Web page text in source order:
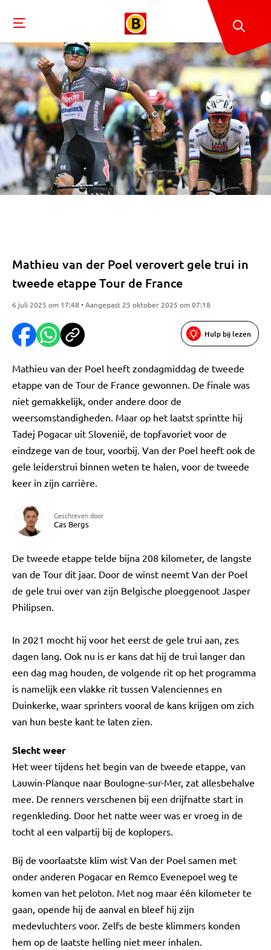
Mathieu van der Poel verovert gele trui in
tweede etappe Tour de France
6 juli 2025 om 17:48 • Aangepast 25 oktober 2025 om 07:18
Hulp bij lezen
Mathieu van der Poel heeft zondagmiddag de tweede
etappe van de Tour de France gewonnen. De finale was
niet gemakkelijk, onder andere door de
weersomstandigheden. Maar op het laatst sprintte hij
Tadej Pogacar uit Slovenië, de topfavoriet voor de
eindzege van de tour, voorbij. Van der Poel heeft ook de
gele leiderstrui binnen weten te halen, voor de tweede
keer in zijn carrière.
Geschreven door
Cas Bergs
De tweede etappe telde bijna 208 kilometer, de langste
van de Tour dit jaar. Door de winst neemt Van der Poel
de gele trui over van zijn Belgische ploeggenoot Jasper
Philipsen.
In 2021 mocht hij voor het eerst de gele trui aan, zes
dagen lang. Ook nu is er kans dat hij de trui langer dan
een dag mag houden, de volgende rit op het programma
is namelijk een vlakke rit tussen Valenciennes en
Duinkerke, waar sprinters vooral de kans krijgen om zich
van hun beste kant te laten zien.
Slecht weer
Het weer tijdens het begin van de tweede etappe, van
Lauwin-Planque naar Boulogne-sur-Mer, zat allesbehalve
mee. De renners verschenen bij een drijfnatte start in
regenkleding. Door het natte weer was er vroeg in de
tocht al een valpartij bij de koplopers.
Bij de voorlaatste klim wist Van der Poel samen met
onder anderen Pogacar en Remco Evenepoel weg te
komen van het peloton. Met nog maar één kilometer te
gaan, opende hij de aanval en bleef hij zijn
medevluchters voor. Zelfs de beste klimmers konden
hem op de laatste helling niet meer inhalen.